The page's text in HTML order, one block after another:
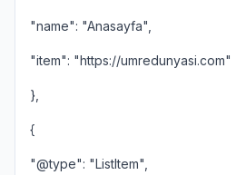
"name": "Anasayfa",
"item": "https://umredunyasi.com"
},
{
"@type": "ListItem",